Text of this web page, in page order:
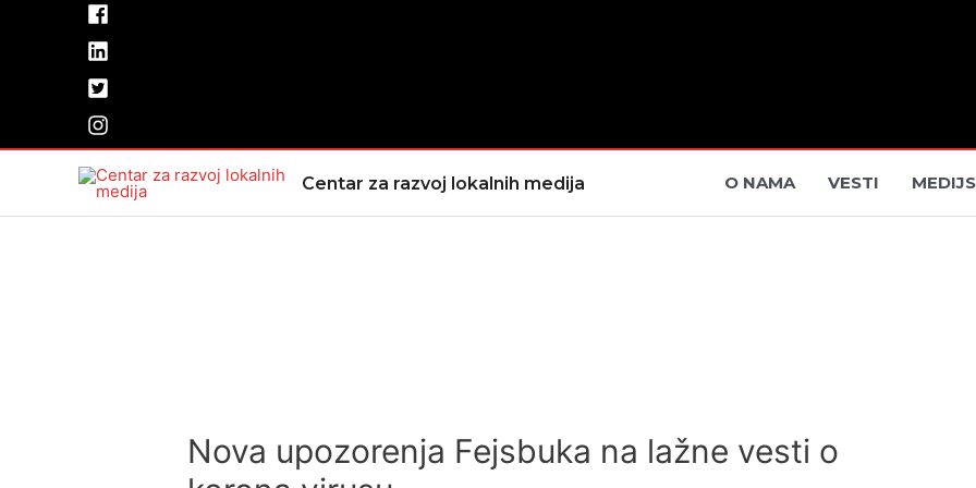
Centar za razvoj lokalnih medija O NAMA VESTI
Nova upozorenja Fejsbuka na lažne vesti o